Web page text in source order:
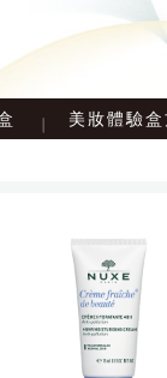
美妝體驗